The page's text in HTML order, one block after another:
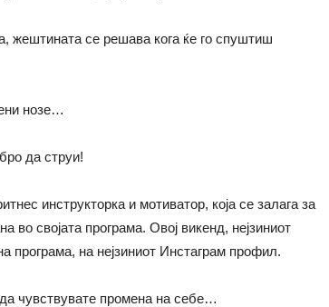
жештината се решава кога ќе го спуштиш
нозе…
да струи!
инструкторка и мотиватор, која се залага за
во својата програма. Овој викенд, нејзиниот
програма, на нејзиниот Инстаграм профил.
чувствувате промена на себе…